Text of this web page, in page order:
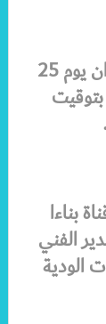
ومن المقرر أن تقام مباراة الأهلي وأسوان يوم 25
4 مساءً بتوقيت
بناءا
الفني
الودية